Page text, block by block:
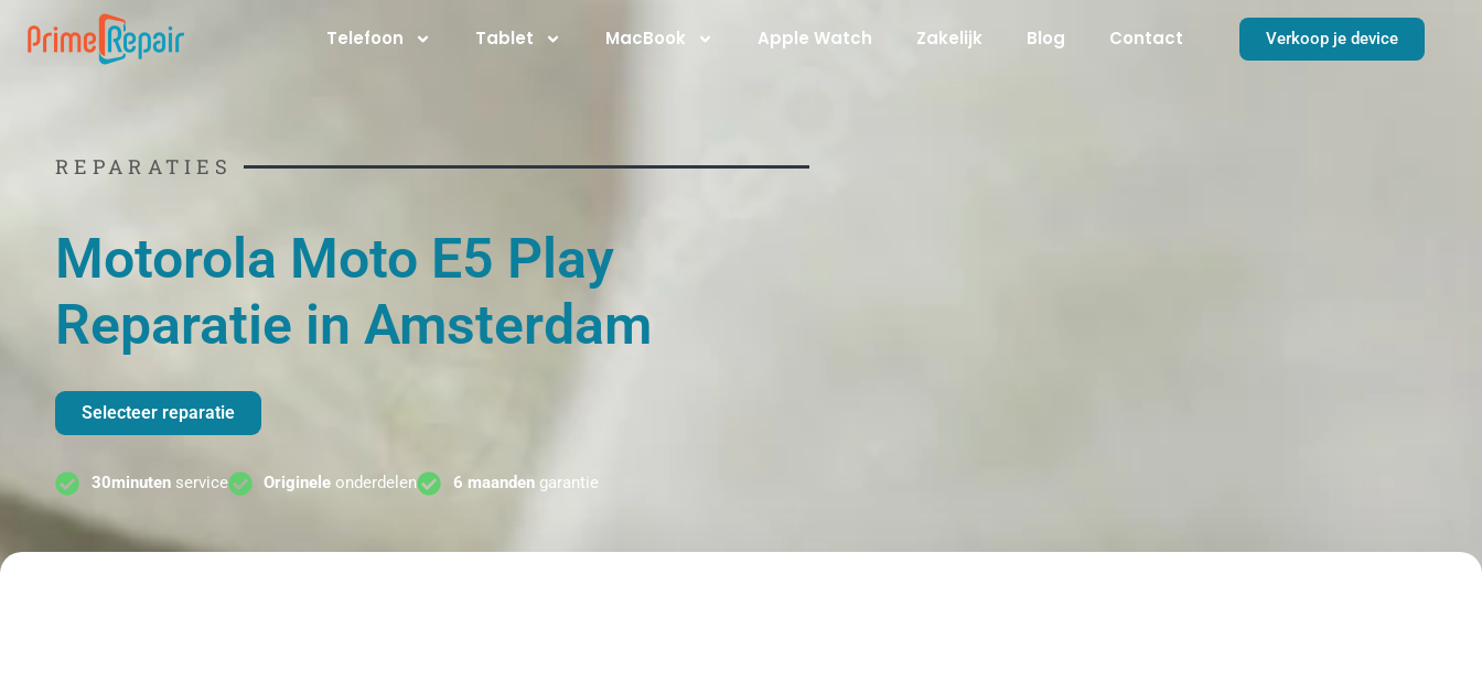
naar
Telefoon Tablet MacBook Apple Watch Zakelijk Blog Contact Verkoop je device
REPARATIES
Motorola Moto E5 Play
Reparatie in Amsterdam
Selecteer reparatie
30minutenservice Originele onderdelen 6 maandengarantie